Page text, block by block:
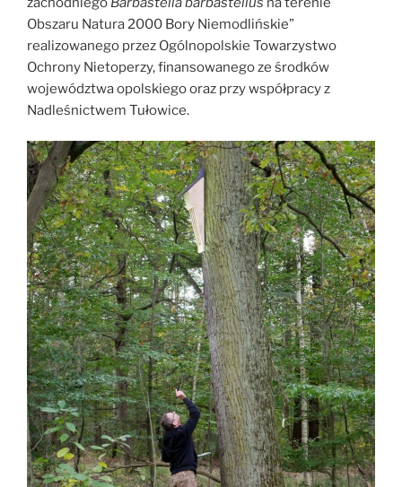
Obszaru Natura 2000 Bory Niemodlińskie”
realizowanego przez Ogólnopolskie Towarzystwo
Ochrony Nietoperzy, finansowanego ze środków
województwa opolskiego oraz przy współpracy z
Nadleśnictwem Tułowice.